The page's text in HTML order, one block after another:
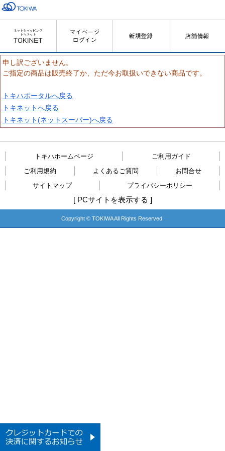
申し訳ございません。
ご指定の商品は販売終了か、ただ今お取扱いできない商品です。
トキハポータルへ戻る
トキネットへ戻る
トキネット(ネットスーパー)へ戻る
トキハホームページ
ご利用ガイド
ご利用規約
よくあるご質問
お問合せ
サイトマップ
プライバシーポリシー
[ PCサイトを表示する ]
Copyright © TOKIWA All Rights Reserved.